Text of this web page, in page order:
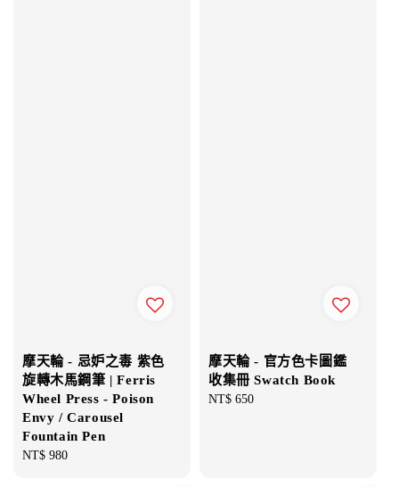
摩天輪 - 忌妒之毒 紫色
旋轉木馬鋼筆 | Ferris
Wheel Press - Poison
Envy / Carousel
Fountain Pen
Regular
NT$ 980
摩天輪 - 官方色卡圖鑑
收集冊 Swatch Book
Regular
NT$ 650